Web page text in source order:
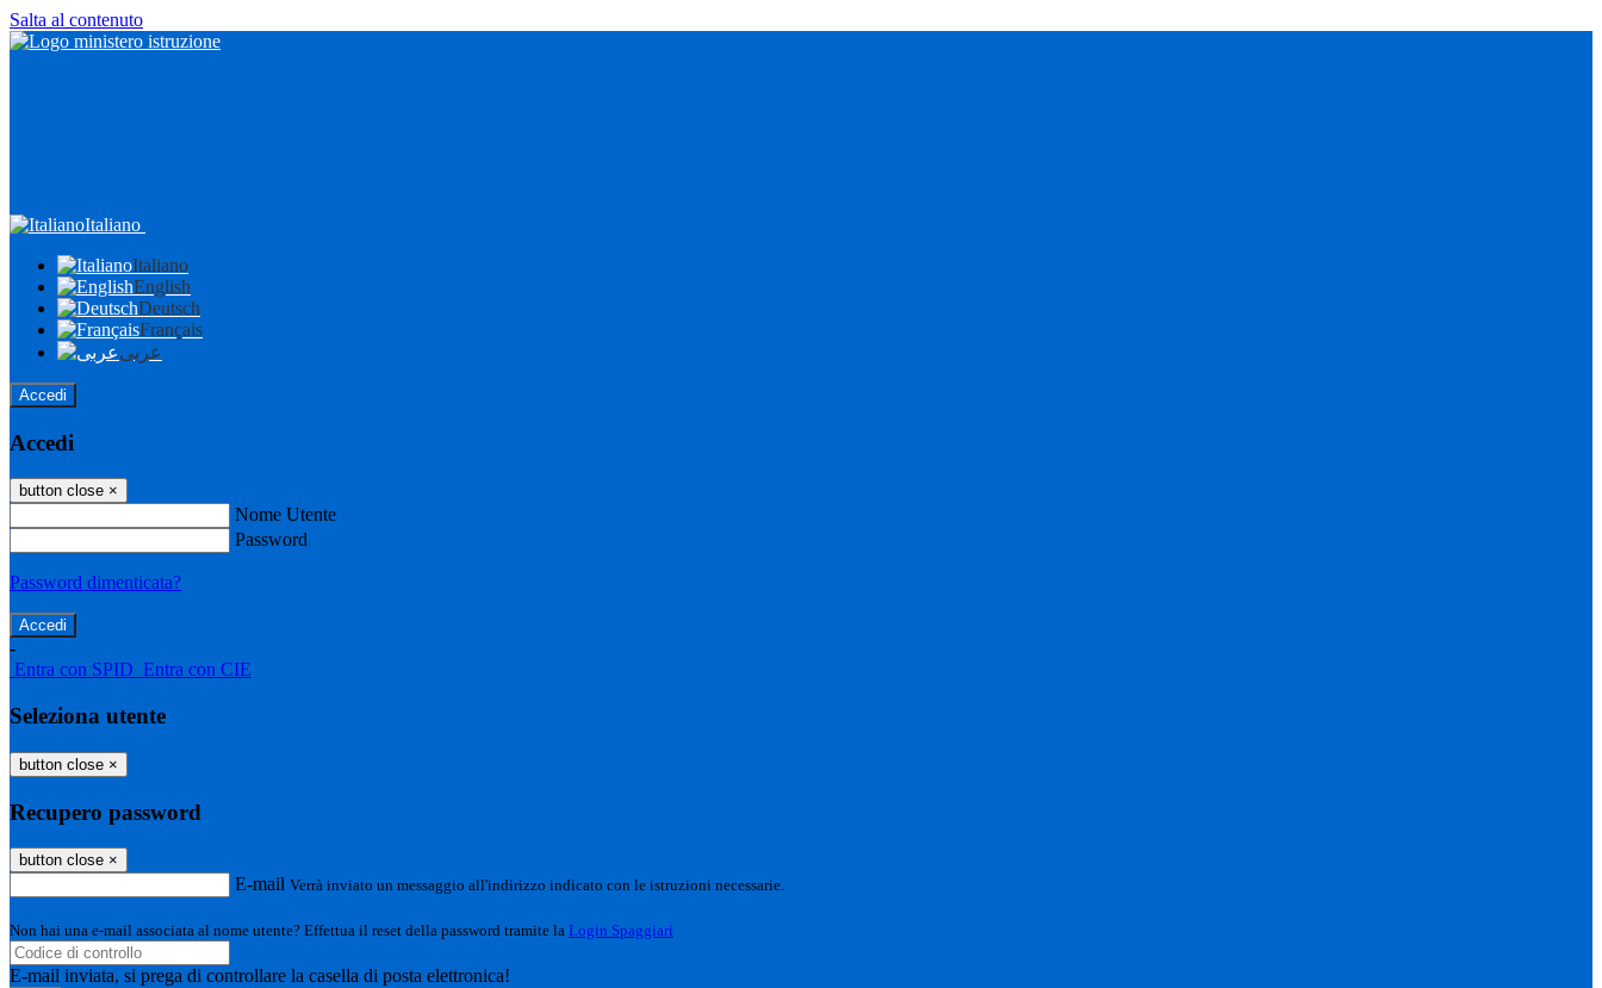
Salta al contenuto
Italiano
Italiano
English
Deutsch
Français
عربى
Accedi
Accedi
button close ×
Nome Utente
Password
Password dimenticata?
-
Entra con SPID Entra con CIE
Seleziona utente
button close ×
Recupero password
button close ×
E-mail Verrà inviato un messaggio all'indirizzo indicato con le istruzioni necessarie.
Non hai una e-mail associata al nome utente? Effettua il reset della password tramite la Login Spaggiari
E-mail inviata, si prega di controllare la casella di posta elettronica!